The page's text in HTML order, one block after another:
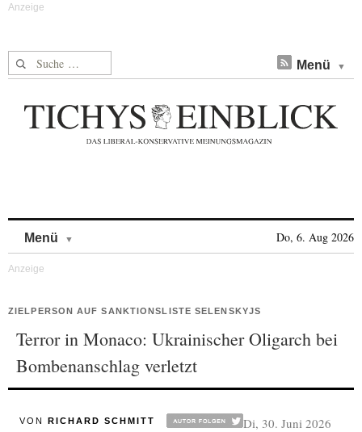
Suche nach: Menü
Menü Do, 6. Aug 2026
ZIELPERSON AUF SANKTIONSLISTE SELENSKYJS
Terror in Monaco: Ukrainischer Oligarch bei
Bombenanschlag verletzt
VON RICHARD SCHMITT Di, 30. Juni 2026